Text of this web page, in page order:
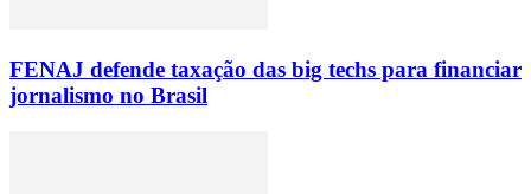
FENAJ defende taxação das big techs para financiar
jornalismo no Brasil